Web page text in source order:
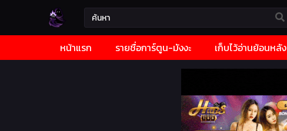
หน้าแรก รายชื่อการ์ตูน-มังงะ เก็บไว้อ่านย้อนหลัง